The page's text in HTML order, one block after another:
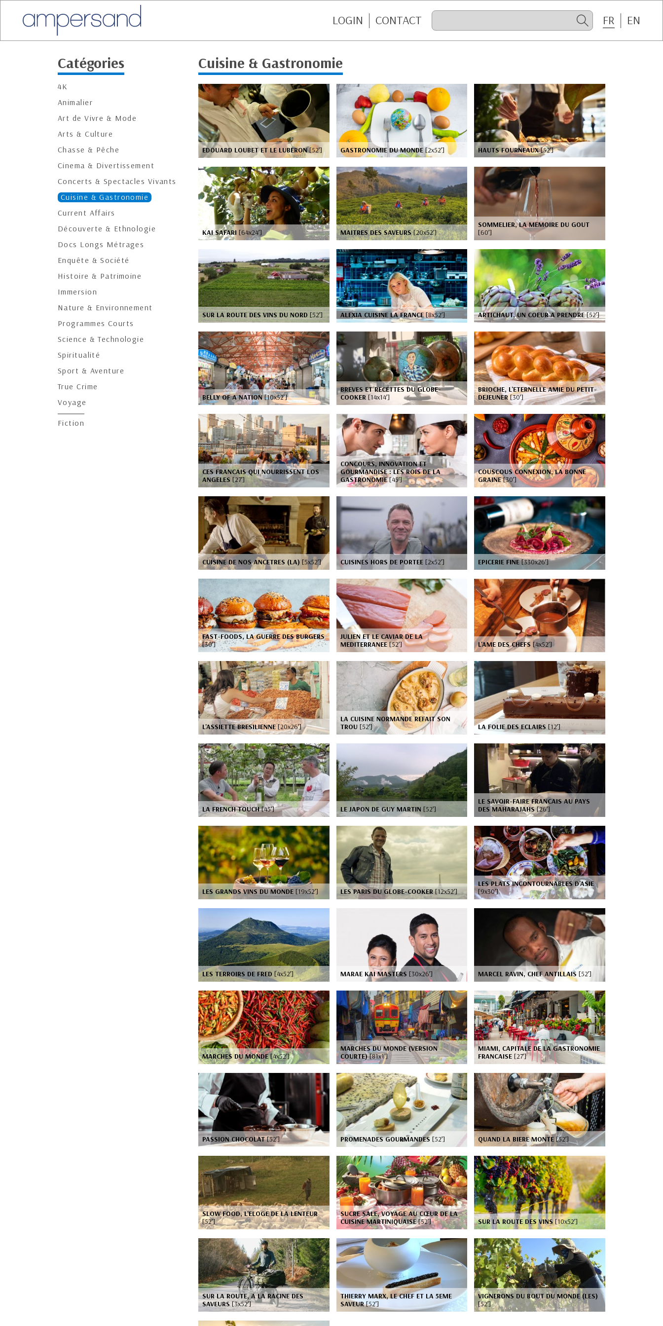
LOGIN CONTACT FR EN
Catégories
4K
Animalier
Art de Vivre & Mode
Arts & Culture
Chasse & Pêche
Cinema & Divertissement
Concerts & Spectacles Vivants
Cuisine & Gastronomie
Current Affairs
Découverte & Ethnologie
Docs Longs Métrages
Enquête & Société
Histoire & Patrimoine
Immersion
Nature & Environnement
Programmes Courts
Science & Technologie
Spiritualité
Sport & Aventure
True Crime
Voyage
Fiction
Cuisine & Gastronomie
EDOUARD LOUBET ET LE LUBERON[52’] GASTRONOMIE DU MONDE[2x52’] HAUTS FOURNEAUX[52’]
KAI SAFARI [64x24’] MAITRES DES SAVEURS[20x52’]
SOMMELIER, LA MEMOIRE DU GOUT
[60’]
SUR LA ROUTE DES VINS DU NORD[52’] ALEXIA CUISINE LA FRANCE[8x52’] ARTICHAUT, UN COEUR A PRENDRE[52’]
BELLY OF A NATION[10x52’]
BREVES ET RECETTES DU GLOBE-
COOKER [14x14’]
BRIOCHE, L'ETERNELLE AMIE DU PETIT-
DEJEUNER[30’]
CES FRANCAIS QUI NOURRISSENT LOS
ANGELES[27’]
CONCOURS, INNOVATION ET
GOURMANDISE : LES ROIS DE LA
GASTRONOMIE[45’]
COUSCOUS CONNEXION, LA BONNE
GRAINE[30’]
CUISINE DE NOS ANCETRES (LA) [5x52’] CUISINES HORS DE PORTEE [2x52’] EPICERIE FINE[330x26’]
FAST-FOODS, LA GUERRE DES BURGERS
[30’]
JULIEN ET LE CAVIAR DE LA
MEDITERRANEE[52’] L'AME DES CHEFS[4x52’]
L'ASSIETTE BRESILIENNE[20x26’]
LA CUISINE NORMANDE REFAIT SON
TROU [52’] LA FOLIE DES ECLAIRS[12’]
LA FRENCH TOUCH[45’] LE JAPON DE GUY MARTIN [52’]
LE SAVOIR-FAIRE FRANCAIS AU PAYS
DES MAHARAJAHS[26’]
LES GRANDS VINS DU MONDE [19x52’] LES PARIS DU GLOBE-COOKER[12x52’]
LES PLATS INCONTOURNABLES D'ASIE
[9x30’]
LES TERROIRS DE FRED [4x52’] MARAE KAI MASTERS [30x26’] MARCEL RAVIN, CHEF ANTILLAIS[52’]
MARCHES DU MONDE[4x52’]
MARCHES DU MONDE (VERSION
COURTE)[81x1’]
MIAMI, CAPITALE DE LA GASTRONOMIE
FRANCAISE[27’]
PASSION CHOCOLAT[52’] PROMENADES GOURMANDES [52’] QUAND LA BIERE MONTE[52’]
SLOW FOOD, L'ELOGE DE LA LENTEUR
[52’]
SUCRE SALE, VOYAGE AU CŒUR DE LA
CUISINE MARTINIQUAISE[52’] SUR LA ROUTE DES VINS[10x52’]
SUR LA ROUTE, A LA RACINE DES
SAVEURS[3x52’]
THIERRY MARX, LE CHEF ET LA 5EME
SAVEUR[52’]
VIGNERONS DU BOUT DU MONDE (LES)
[52’]